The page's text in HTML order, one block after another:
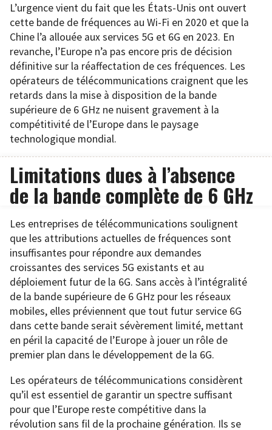
L’urgence vient du fait que les États-Unis ont ouvert
cette bande de fréquences au Wi-Fi en 2020 et que la
Chine l’a allouée aux services 5G et 6G en 2023. En
revanche, l’Europe n’a pas encore pris de décision
définitive sur la réaffectation de ces fréquences. Les
opérateurs de télécommunications craignent que les
retards dans la mise à disposition de la bande
supérieure de 6 GHz ne nuisent gravement à la
compétitivité de l’Europe dans le paysage
technologique mondial.
Limitations dues à l’absence
de la bande complète de 6 GHz
Les entreprises de télécommunications soulignent
que les attributions actuelles de fréquences sont
insuffisantes pour répondre aux demandes
croissantes des services 5G existants et au
déploiement futur de la 6G. Sans accès à l’intégralité
de la bande supérieure de 6 GHz pour les réseaux
mobiles, elles préviennent que tout futur service 6G
dans cette bande serait sévèrement limité, mettant
en péril la capacité de l’Europe à jouer un rôle de
premier plan dans le développement de la 6G.
Les opérateurs de télécommunications considèrent
qu’il est essentiel de garantir un spectre suffisant
pour que l’Europe reste compétitive dans la
révolution sans fil de la prochaine génération. Ils se